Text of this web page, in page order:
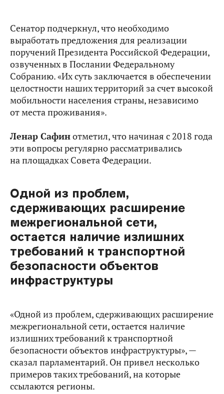
Сенатор подчеркнул, что необходимо
выработать предложения для реализации
поручений Президента Российской Федерации,
озвученных в Послании Федеральному
Собранию. «Их суть заключается в обеспечении
целостности наших территорий за счет высокой
мобильности населения страны, независимо
от места проживания».
Ленар Сафинотметил, что начиная с 2018 года
эти вопросы регулярно рассматривались
на площадках Совета Федерации.
Одной из проблем,
сдерживающих расширение
межрегиональной сети,
остается наличие излишних
требований к транспортной
безопасности объектов
инфраструктуры
«Одной из проблем, сдерживающих расширение
межрегиональной сети, остается наличие
излишних требований к транспортной
безопасности объектов инфраструктуры», —
сказал парламентарий. Он привел несколько
примеров таких требований, на которые
ссылаются регионы.